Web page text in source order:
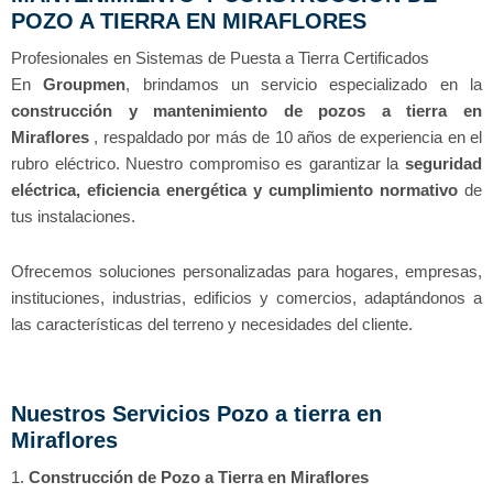
POZO A TIERRA EN MIRAFLORES
Profesionales en Sistemas de Puesta a Tierra Certificados
EnGroupmen, brindamos un servicio especializado en la
construcción y mantenimiento de pozos a tierra en
Miraflores , respaldado por más de 10 años de experiencia en el
rubro eléctrico. Nuestro compromiso es garantizar la seguridad
eléctrica, eficiencia energética y cumplimiento normativo de
tus instalaciones.
Ofrecemos soluciones personalizadas para hogares, empresas,
instituciones, industrias, edificios y comercios, adaptándonos a
las características del terreno y necesidades del cliente.
Nuestros Servicios Pozo a tierra en
Miraflores
1. Construcción de Pozo a Tierra en Miraflores